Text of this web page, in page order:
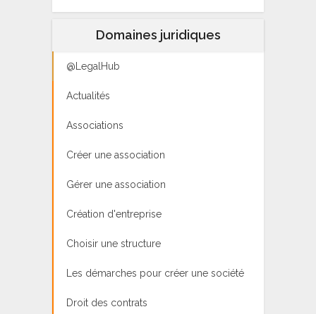
Domaines juridiques
@LegalHub
Actualités
Associations
Créer une association
Gérer une association
Création d'entreprise
Choisir une structure
Les démarches pour créer une société
Droit des contrats